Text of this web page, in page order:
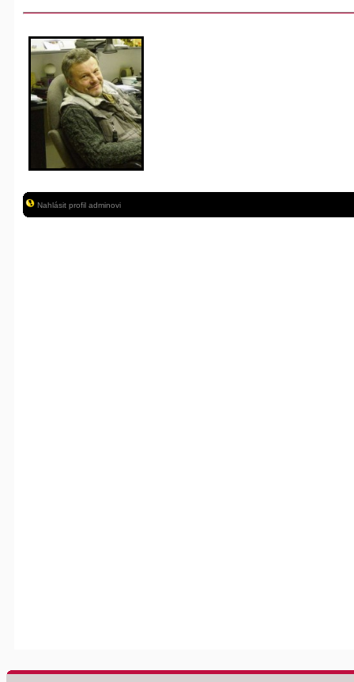
Nahlásit profil adminovi